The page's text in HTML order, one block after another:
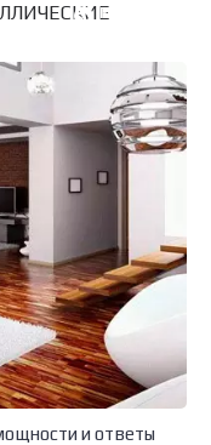
RSS FEED
и ответы